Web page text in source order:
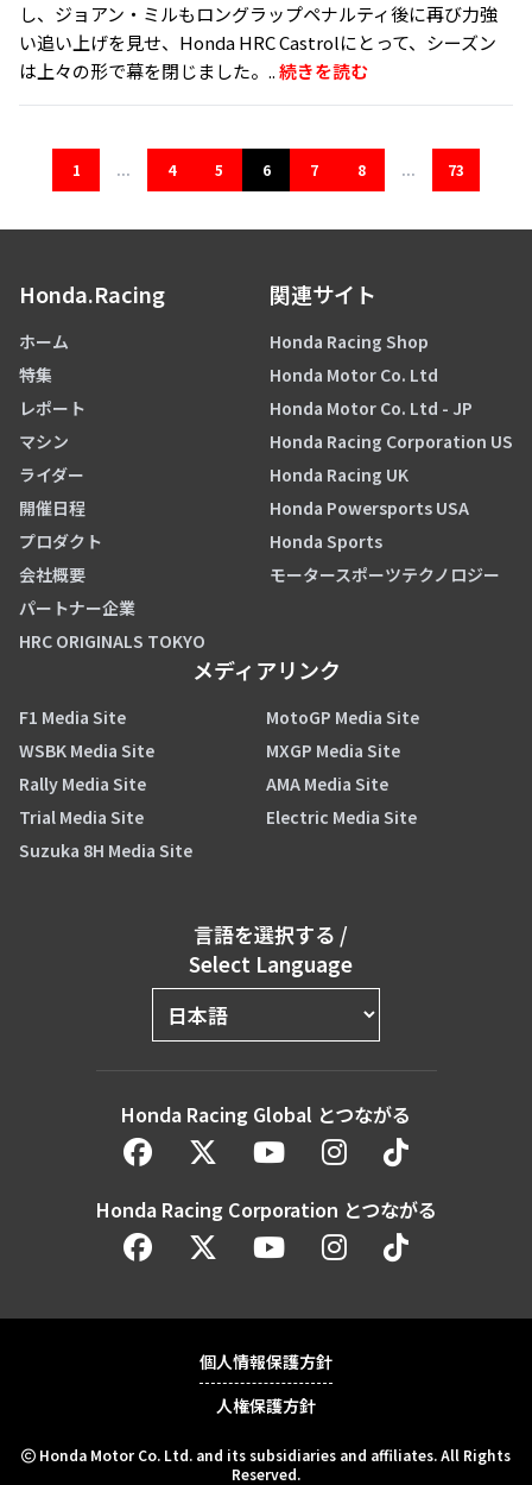
し、ジョアン・ミルもロングラップペナルティ後に再び力強
い追い上げを見せ、Honda HRC Castrolにとって、シーズン
は上々の形で幕を閉じました。..続きを読む
1 ... 4 5 6 7 8 ... 73
Honda.Racing
ホーム
特集
レポート
マシン
ライダー
開催日程
プロダクト
会社概要
パートナー企業
HRC ORIGINALS TOKYO
関連サイト
Honda Racing Shop
Honda Motor Co. Ltd
Honda Motor Co. Ltd - JP
Honda Racing Corporation US
Honda Racing UK
Honda Powersports USA
Honda Sports
モータースポーツテクノロジー
メディアリンク
F1 Media Site
MotoGP Media Site
WSBK Media Site
MXGP Media Site
Rally Media Site
AMA Media Site
Trial Media Site
Electric Media Site
Suzuka 8H Media Site
言語を選択する /
Select Language
Honda Racing Global とつながる
Honda Racing Corporation とつながる
Honda Motor Co. Ltd. and its subsidiaries and affiliates. All Rights
Reserved.
個人情報保護方針
人権保護方針